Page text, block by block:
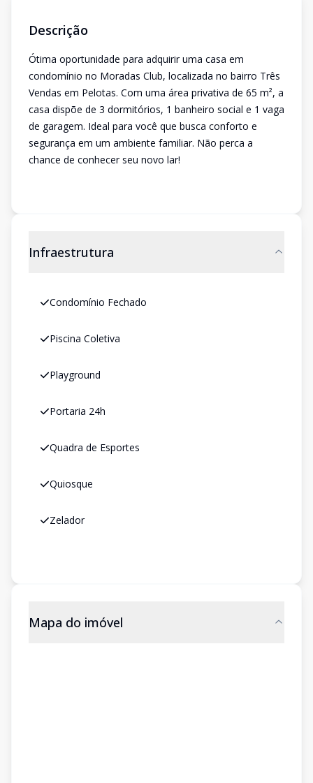
Descrição
Ótima oportunidade para adquirir uma casa em
condomínio no Moradas Club, localizada no bairro Três
Vendas em Pelotas. Com uma área privativa de 65 m², a
casa dispõe de 3 dormitórios, 1 banheiro social e 1 vaga
de garagem. Ideal para você que busca conforto e
segurança em um ambiente familiar. Não perca a
chance de conhecer seu novo lar!
Infraestrutura
Condomínio Fechado
Piscina Coletiva
Playground
Portaria 24h
Quadra de Esportes
Quiosque
Zelador
Mapa do imóvel